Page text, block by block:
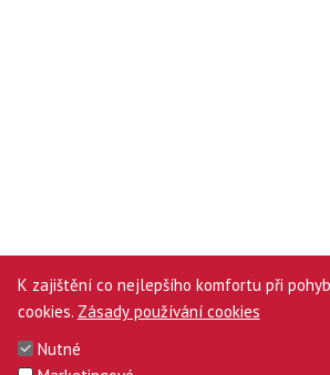
K zajištění co nejlepšího komfortu při
cookies. Zásady používání cookies
Nutné